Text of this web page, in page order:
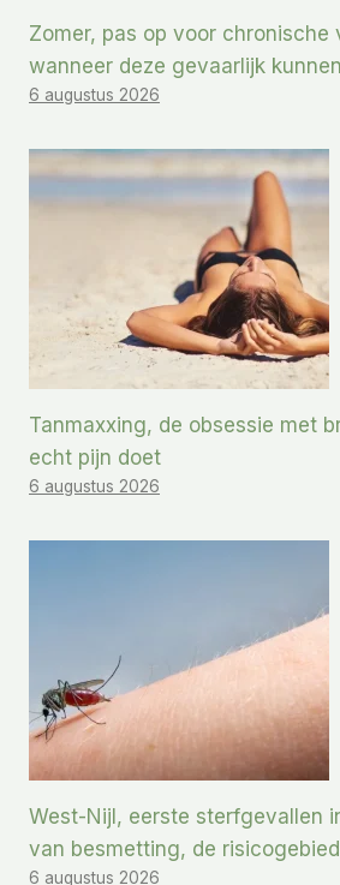
Zomer, pas op voor chronische
wanneer deze gevaarlijk
6 augustus 2026
Tanmaxxing, de obsessie met
echt pijn doet
6 augustus 2026
West-Nijl, eerste sterfgevallen
van besmetting, de
6 augustus 2026